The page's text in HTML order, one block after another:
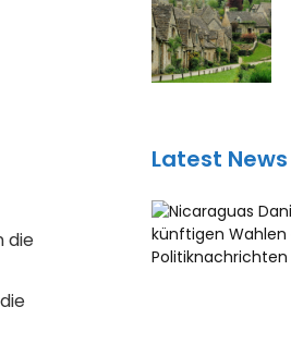
die
Latest News